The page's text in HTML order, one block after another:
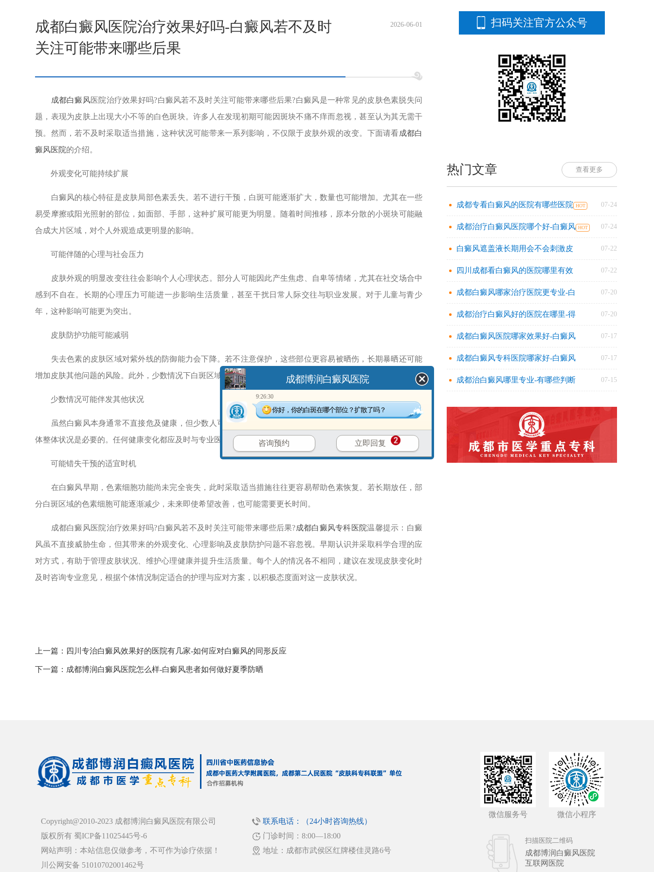
成都白癜风医院治疗效果好吗-白癜风若不及时
关注可能带来哪些后果
2026-06-01
成都白癜风医院治疗效果好吗?白癜风若不及时关注可能带来哪些后果?白癜风是一种常见的皮肤色素脱失问
题，表现为皮肤上出现大小不等的白色斑块。许多人在发现初期可能因斑块不痛不痒而忽视，甚至认为其无需干
预。然而，若不及时采取适当措施，这种状况可能带来一系列影响，不仅限于皮肤外观的改变。下面请看成都白
癜风医院的介绍。
外观变化可能持续扩展
白癜风的核心特征是皮肤局部色素丢失。若不进行干预，白斑可能逐渐扩大，数量也可能增加。尤其在一些
易受摩擦或阳光照射的部位，如面部、手部，这种扩展可能更为明显。随着时间推移，原本分散的小斑块可能融
合成大片区域，对个人外观造成更明显的影响。
可能伴随的心理与社会压力
皮肤外观的明显改变往往会影响个人心理状态。部分人可能因此产生焦虑、自卑等情绪，尤其在社交场合中
感到不自在。长期的心理压力可能进一步影响生活质量，甚至干扰日常人际交往与职业发展。对于儿童与青少
年，这种影响可能更为突出。
皮肤防护功能可能减弱
失去色素的皮肤区域对紫外线的防御能力会下降。若不注意保护，这些部位更容易被晒伤，长期暴晒还可能
增加皮肤其他问题的风险。此外，少数情况下白斑区域皮肤可能变得更干燥敏感，需要特别护理。
少数情况可能伴发其他状况
虽然白癜风本身通常不直接危及健康，但少数人可能同时存在其他自身免疫相关的状况。因此，定期关注身
体整体状况是必要的。任何健康变化都应及时与专业医务人员沟通。
可能错失干预的适宜时机
在白癜风早期，色素细胞功能尚未完全丧失，此时采取适当措施往往更容易帮助色素恢复。若长期放任，部
分白斑区域的色素细胞可能逐渐减少，未来即使希望改善，也可能需要更长时间。
成都白癜风医院治疗效果好吗?白癜风若不及时关注可能带来哪些后果?成都白癜风专科医院温馨提示：白癜
风虽不直接威胁生命，但其带来的外观变化、心理影响及皮肤防护问题不容忽视。早期认识并采取科学合理的应
对方式，有助于管理皮肤状况、维护心理健康并提升生活质量。每个人的情况各不相同，建议在发现皮肤变化时
及时咨询专业意见，根据个体情况制定适合的护理与应对方案，以积极态度面对这一皮肤状况。
上一篇： 四川专治白癜风效果好的医院有几家-如何应对白癜风的同形反应
下一篇： 成都博润白癜风医院怎么样-白癜风患者如何做好夏季防晒
扫码关注官方公众号
热门文章 查看更多
成都专看白癜风的医院有哪些医院 07-24
成都治疗白癜风医院哪个好-白癜风 07-24
白癜风遮盖液长期用会不会刺激皮 07-22
四川成都看白癜风的医院哪里有效 07-22
成都白癜风哪家治疗医院更专业-白 07-20
成都治疗白癜风好的医院在哪里-得 07-20
成都白癜风医院哪家效果好-白癜风 07-17
成都白癜风专科医院哪家好-白癜风 07-17
成都治白癜风哪里专业-有哪些判断 07-15
Copyright@2010-2023 成都博润白癜风医院有限公司
版权所有 蜀ICP备11025445号-6
网站声明：本站信息仅做参考，不可作为诊疗依据！
川公网安备 51010702001462号
联系电话：（24小时咨询热线）
门诊时间：8:00—18:00
地址：成都市武侯区红牌楼佳灵路6号
微信服务号 微信小程序
扫描医院二维码
成都博润白癜风医院
互联网医院
成都博润白癜风医院
9:26:30
你好，你的白斑在哪个部位？扩散了吗？
咨询预约 立即回复